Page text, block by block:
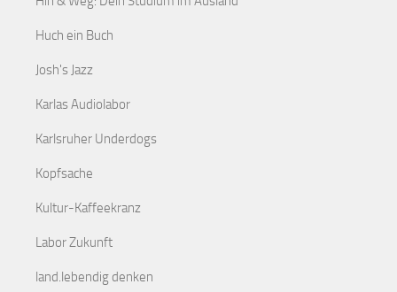
Huch ein Buch
Josh's Jazz
Karlas Audiolabor
Karlsruher Underdogs
Kopfsache
Kultur-Kaffeekranz
Labor Zukunft
land.lebendig denken